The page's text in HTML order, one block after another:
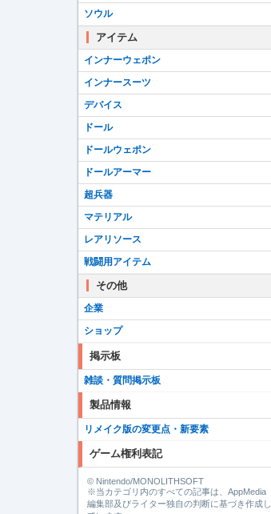
ソウル
アイテム
インナーウェポン
インナースーツ
デバイス
ドール
ドールウェポン
ドールアーマー
超兵器
マテリアル
レアリソース
戦闘用アイテム
その他
企業
ショップ
掲示板
雑談・質問掲示板
製品情報
リメイク版の変更点・新要素
ゲーム権利表記
© Nintendo/MONOLITHSOFT
※当カテゴリ内のすべての記事は、AppMedia
編集部及びライター独自の判断に基づき作成し